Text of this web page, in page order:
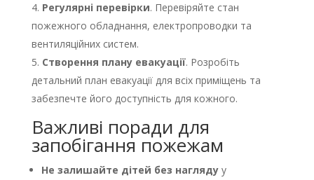
Регулярні перевірки. Перевіряйте стан
пожежного обладнання, електропроводки та
вентиляційних систем.
Створення плану евакуації. Розробіть
детальний план евакуації для всіх приміщень та
забезпечте його доступність для кожного.
Важливі поради для
запобігання пожежам
Не залишайте дітей без наглядуу